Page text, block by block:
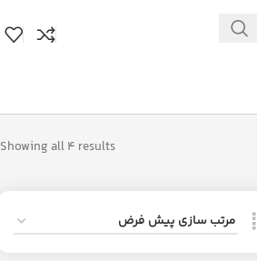
Showing all 4 results